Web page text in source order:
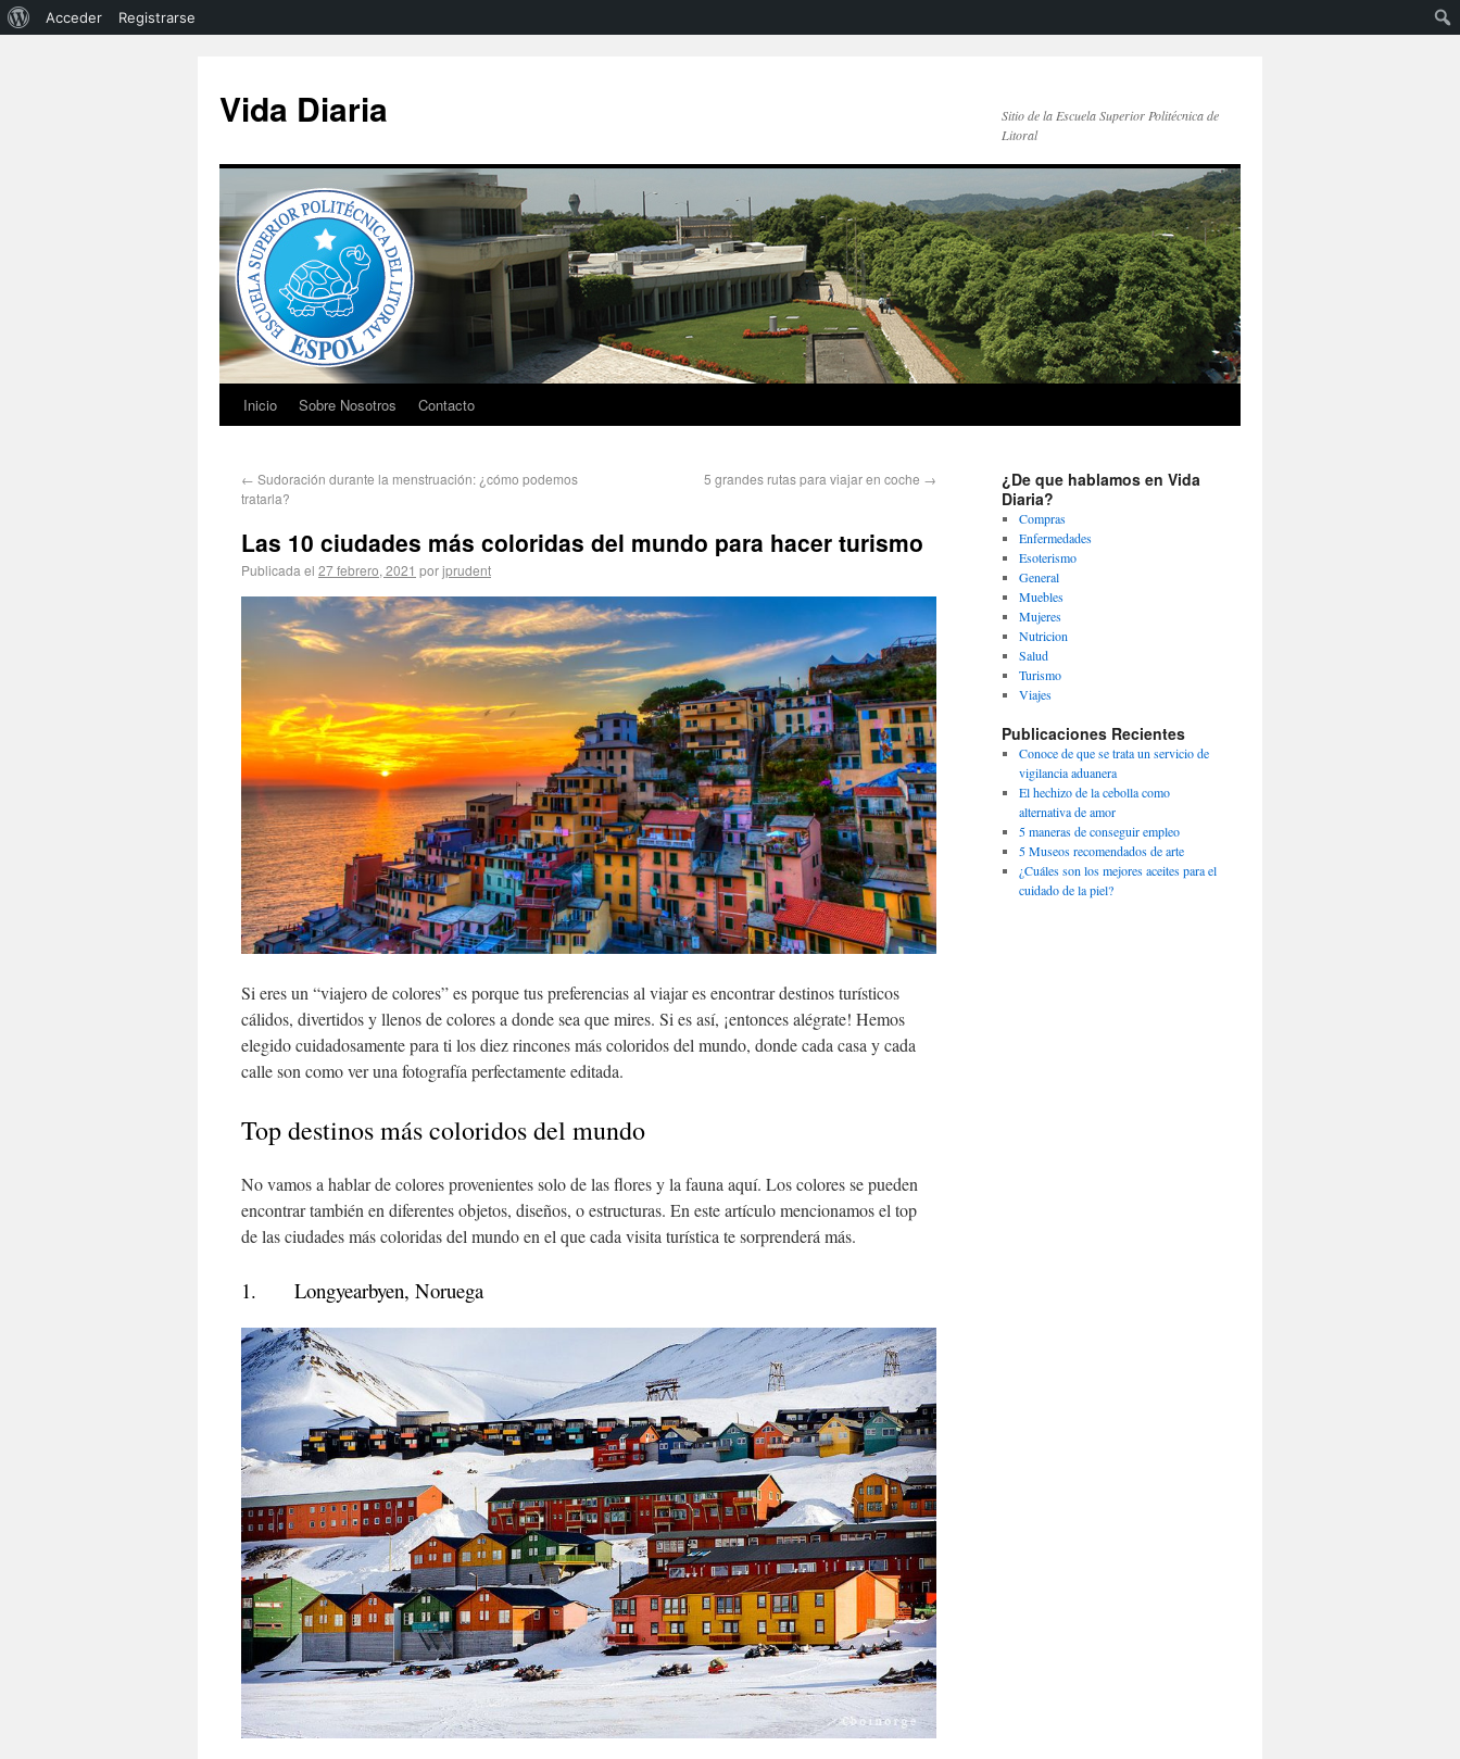
Vida Diaria
Sitio de la Escuela Superior Politécnica de
Litoral
Inicio Sobre Nosotros Contacto
← Sudoración durante la menstruación: ¿cómo podemos
tratarla?
5 grandes rutas para viajar en coche →
Las 10 ciudades más coloridas del mundo para hacer turismo
Publicada el 27 febrero, 2021 porjprudent
Si eres un “viajero de colores” es porque tus preferencias al viajar es encontrar destinos turísticos
cálidos, divertidos y llenos de colores a donde sea que mires. Si es así, ¡entonces alégrate! Hemos
elegido cuidadosamente para ti los diez rincones más coloridos del mundo, donde cada casa y cada
calle son como ver una fotografía perfectamente editada.
Top destinos más coloridos del mundo
No vamos a hablar de colores provenientes solo de las flores y la fauna aquí. Los colores se pueden
encontrar también en diferentes objetos, diseños, o estructuras. En este artículo mencionamos el top
de las ciudades más coloridas del mundo en el que cada visita turística te sorprenderá más.
1. Longyearbyen, Noruega
¿De que hablamos en Vida
Diaria?
Compras
Enfermedades
Esoterismo
General
Muebles
Mujeres
Nutricion
Salud
Turismo
Viajes
Publicaciones Recientes
Conoce de que se trata un servicio de
vigilancia aduanera
El hechizo de la cebolla como
alternativa de amor
5 maneras de conseguir empleo
5 Museos recomendados de arte
¿Cuáles son los mejores aceites para el
cuidado de la piel?
Acceder Registrarse